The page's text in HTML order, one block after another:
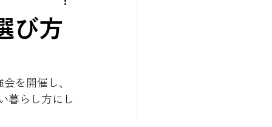
び方
を開催し、
暮らし方にし